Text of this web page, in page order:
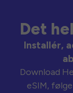
Det
Installér,
Download
eSIM,